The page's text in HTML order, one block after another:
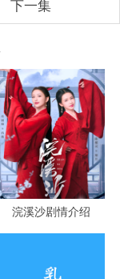
下一集
浣溪沙剧情介绍